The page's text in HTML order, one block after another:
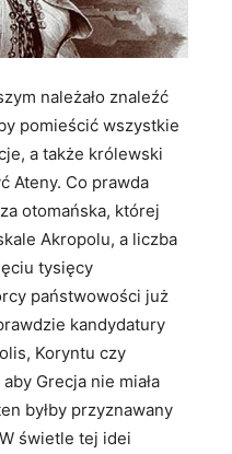
należało znaleźć
pomieścić wszystkie
a także królewski
Ateny. Co prawda
otomańska, której
Akropolu, a liczba
tysięcy
państwowości już
kandydatury
Koryntu czy
Grecja nie miała
byłby przyznawany
świetle tej idei